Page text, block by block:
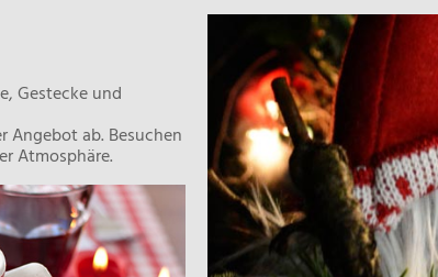
Gestecke und
Angebot ab. Besuchen
Atmosphäre.